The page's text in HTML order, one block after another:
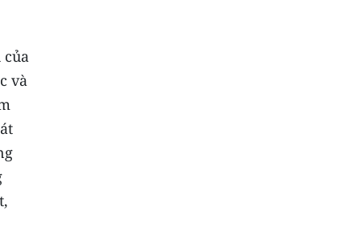
của
và